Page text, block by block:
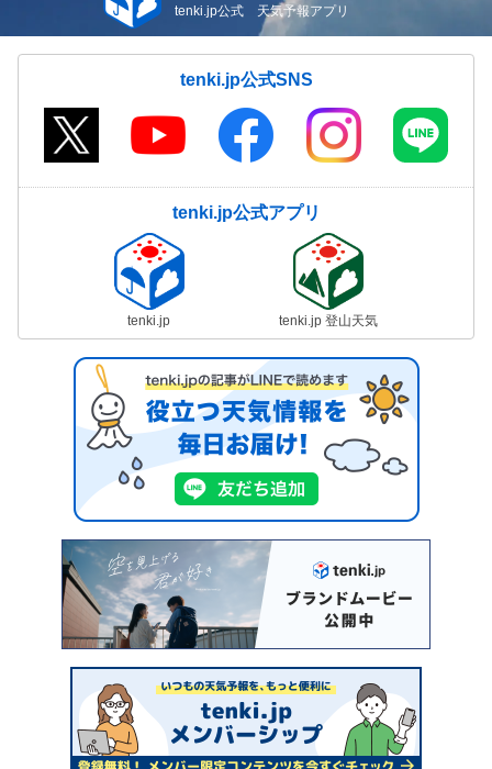
tenki.jp公式 天気予報アプリ
tenki.jp公式SNS
tenki.jp公式アプリ
tenki.jp tenki.jp 登山天気